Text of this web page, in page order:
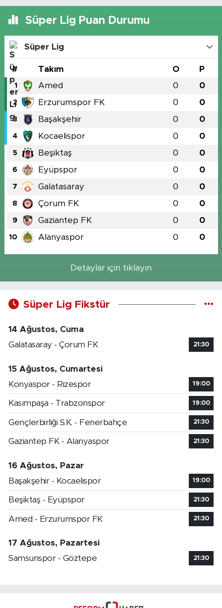
Süper Lig Puan Durumu
Süper Lig
# Takım O P
1 Amed 0 0
2 Erzurumspor FK 0 0
3 Başakşehir 0 0
4 Kocaelispor 0 0
5 Beşiktaş 0 0
6 Eyüpspor 0 0
7 Galatasaray 0 0
8 Çorum FK 0 0
9 Gaziantep FK 0 0
10 Alanyaspor 0 0
Detaylar için tıklayın
Süper Lig Fikstür
14 Ağustos, Cuma
Galatasaray - Çorum FK
21:30
15 Ağustos, Cumartesi
Konyaspor - Rizespor
19:00
Kasımpaşa - Trabzonspor 19:00
Gençlerbirliği S.K. - Fenerbahçe 21:30
Gaziantep FK - Alanyaspor 21:30
16 Ağustos, Pazar
Başakşehir - Kocaelispor
19:00
Beşiktaş - Eyüpspor 21:30
Amed - Erzurumspor FK 21:30
17 Ağustos, Pazartesi
Samsunspor - Göztepe
21:30